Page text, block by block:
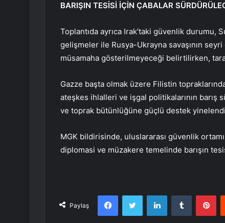
BARIŞIN TESİSİ İÇİN ÇABALAR
Toplantıda ayrıca Irak’taki güvenlik durumu,
gelişmeler ile Rusya-Ukrayna savaşının
müsamaha gösterilmeyeceği belirtilirken,
Gazze başta olmak üzere Filistin
ateşkes ihlalleri ve işgal politikalarının barış
ve toprak bütünlüğüne güçlü destek
MGK bildirisinde, uluslararası güvenlik
diplomasi ve müzakere temelinde barışın
Paylaş
FacebookTwitter LinkedInTumblr